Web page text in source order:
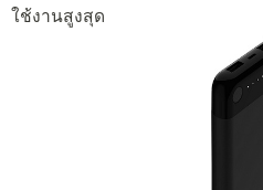
ใช้งานสูงสุด